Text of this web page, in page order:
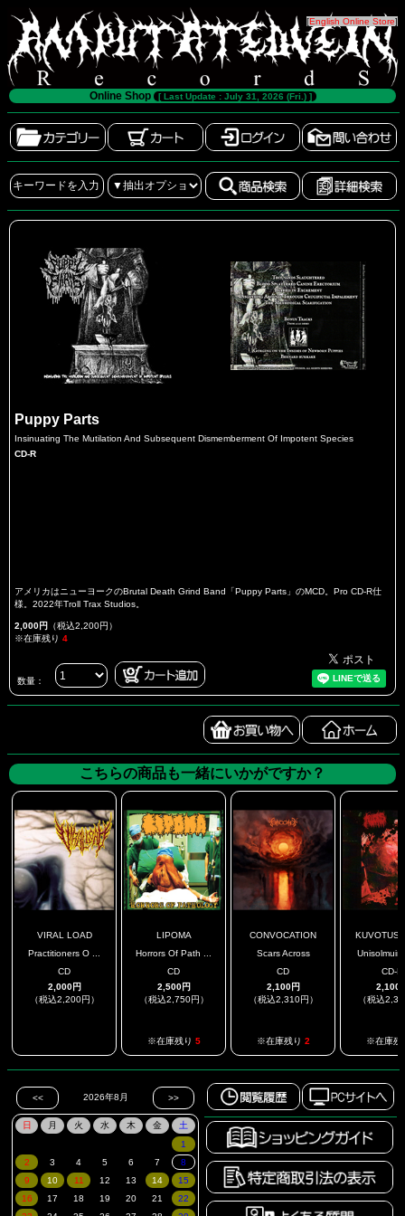
[English Online Store]
Online Shop [ Last Update : July 31, 2026 (Fri.) ]
Puppy Parts
Insinuating The Mutilation And Subsequent Dismemberment Of Impotent Species
CD-R
アメリカはニューヨークのBrutal Death Grind Band「Puppy Parts」のMCD。Pro CD-R仕
様。2022年Troll Trax Studios。
2,000円 （税込2,200円）
※在庫残り 4
数量：
こちらの商品も一緒にいかがですか？
VIRAL LOAD
Practitioners O ...
CD
2,000円
（税込2,200円）
LIPOMA
Horrors Of Path ...
CD
2,500円
（税込2,750円）
※在庫残り 5
CONVOCATION
Scars Across
CD
2,100円
（税込2,310円）
※在庫残り 2
KUVOTUS
CD-R
2,100
（税込
※在庫残